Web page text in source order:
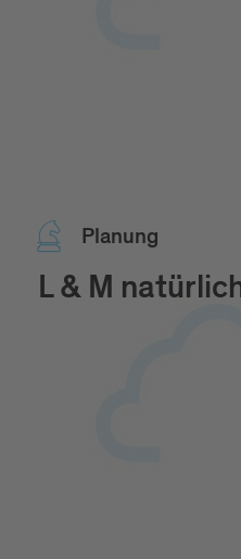
Pla­nung
L & M